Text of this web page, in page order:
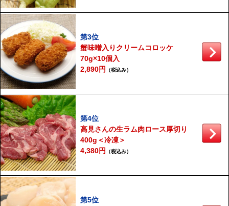
第3位
蟹味噌入りクリームコロッケ
70g×10個入
2,890円
（税込み）
第4位
高見さんの生ラム肉ロース厚切り
400g＜冷凍＞
4,380円
（税込み）
第5位